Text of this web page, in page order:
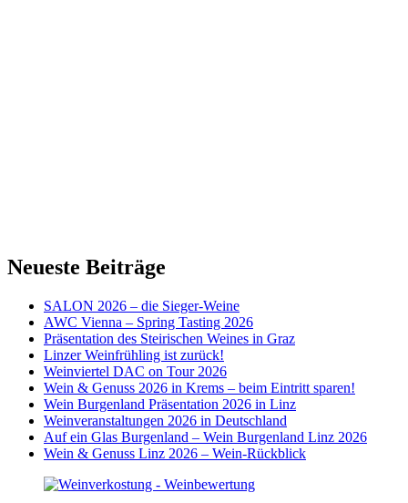
Neueste Beiträge
SALON 2026 – die Sieger-Weine
AWC Vienna – Spring Tasting 2026
Präsentation des Steirischen Weines in Graz
Linzer Weinfrühling ist zurück!
Weinviertel DAC on Tour 2026
Wein & Genuss 2026 in Krems – beim Eintritt sparen!
Wein Burgenland Präsentation 2026 in Linz
Weinveranstaltungen 2026 in Deutschland
Auf ein Glas Burgenland – Wein Burgenland Linz 2026
Wein & Genuss Linz 2026 – Wein-Rückblick